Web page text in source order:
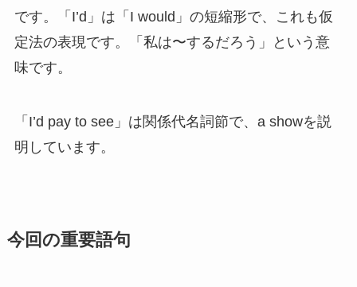
です。「I’d」は「I would」の短縮形で、これも仮
定法の表現です。「私は〜するだろう」という意
味です。
「I’d pay to see」は関係代名詞節で、a showを説
明しています。
今回の重要語句